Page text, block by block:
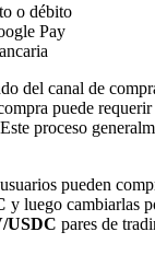
comisiones!
o débito
Pay
del canal de
puede
proceso
pueden
y luego cambiarlas
USDC pares de